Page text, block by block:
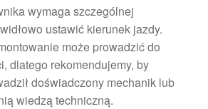
wymaga szczególnej
ustawić kierunek jazdy.
może prowadzić do
dlatego rekomendujemy, by
doświadczony mechanik lub
wiedzą techniczną.